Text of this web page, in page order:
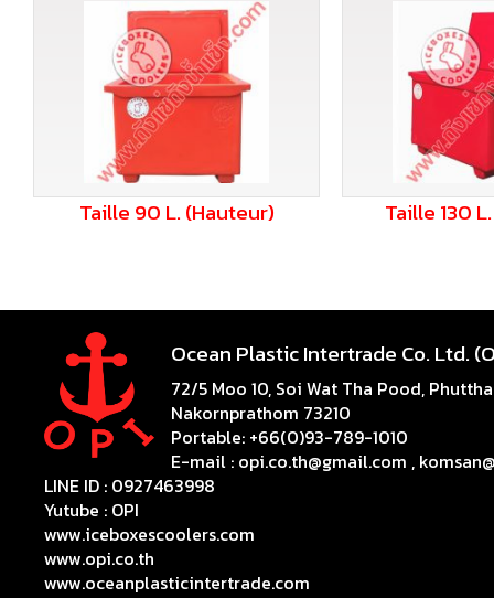
Taille 90 L. (Hauteur) Taille 130
Ocean Plastic Intertrade Co. Ltd.
72/5 Moo 10, Soi Wat Tha Pood,
Nakornprathom 73210
Portable: +66(0)93-789-1010
E-mail : opi.co.th@gmail.com ,
LINE ID : 0927463998
Yutube : OPI
www.iceboxescoolers.com
www.opi.co.th
www.oceanplasticintertrade.com